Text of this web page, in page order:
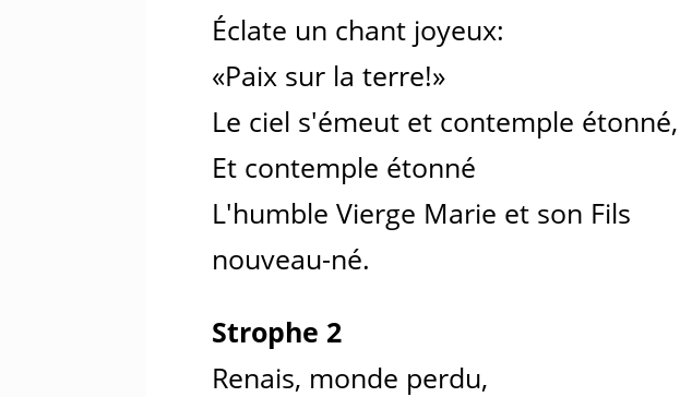
Éclate un chant joyeux:
«Paix sur la terre!»
Le ciel s'émeut et contemple étonné,
Et contemple étonné
L'humble Vierge Marie et son Fils
nouveau-né.
Strophe 2
Renais, monde perdu,